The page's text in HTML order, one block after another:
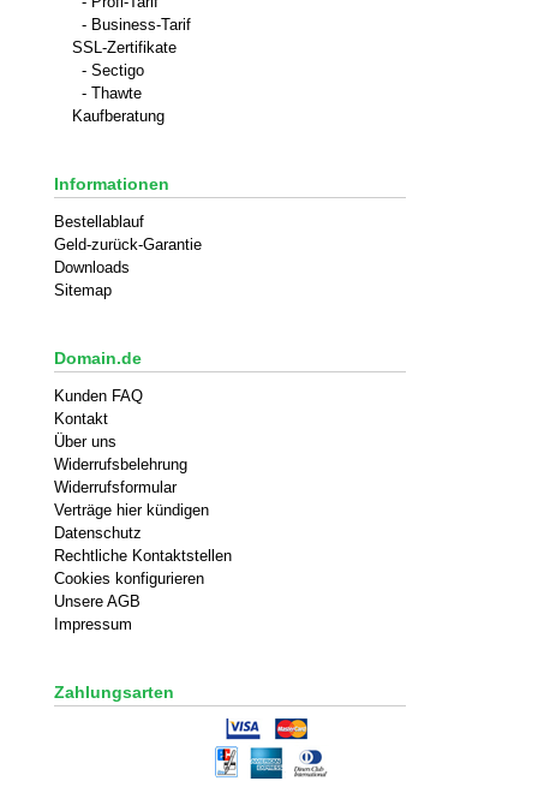
- Business-Tarif
SSL-Zertifikate
- Sectigo
- Thawte
Kaufberatung
Informationen
Bestellablauf
Geld-zurück-Garantie
Downloads
Sitemap
Domain.de
Kunden FAQ
Kontakt
Über uns
Widerrufsbelehrung
Widerrufsformular
Verträge hier kündigen
Datenschutz
Rechtliche Kontaktstellen
Cookies konfigurieren
Unsere AGB
Impressum
Zahlungsarten